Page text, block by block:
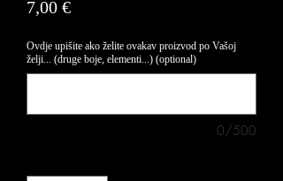
7,00 €Price
Ovdje upišite ako želite ovakav proizvod po Vašoj
želji... (druge boje, elementi...) (optional)
0/500